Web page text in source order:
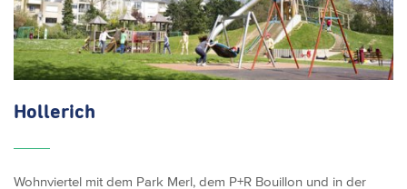
Hollerich
Wohnviertel mit dem Park Merl, dem P+R Bouillon und in der